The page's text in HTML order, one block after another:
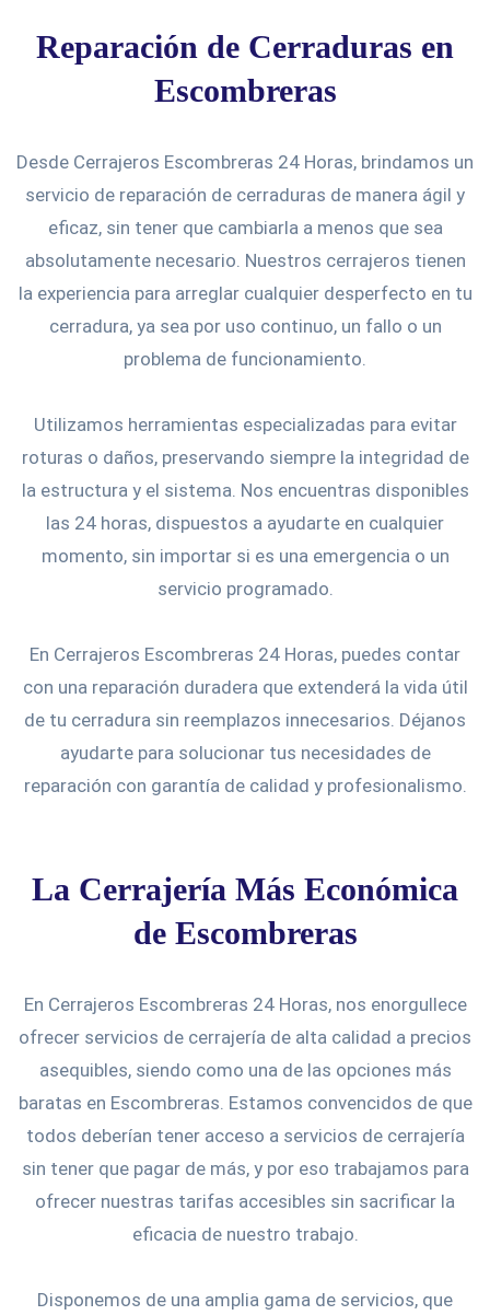
Reparación de Cerraduras en
Escombreras
Desde Cerrajeros Escombreras 24 Horas, brindamos un
servicio de reparación de cerraduras de manera ágil y
eficaz, sin tener que cambiarla a menos que sea
absolutamente necesario. Nuestros cerrajeros tienen
la experiencia para arreglar cualquier desperfecto en tu
cerradura, ya sea por uso continuo, un fallo o un
problema de funcionamiento.
Utilizamos herramientas especializadas para evitar
roturas o daños, preservando siempre la integridad de
la estructura y el sistema. Nos encuentras disponibles
las 24 horas, dispuestos a ayudarte en cualquier
momento, sin importar si es una emergencia o un
servicio programado.
En Cerrajeros Escombreras 24 Horas, puedes contar
con una reparación duradera que extenderá la vida útil
de tu cerradura sin reemplazos innecesarios. Déjanos
ayudarte para solucionar tus necesidades de
reparación con garantía de calidad y profesionalismo.
La Cerrajería Más Económica
de Escombreras
En Cerrajeros Escombreras 24 Horas, nos enorgullece
ofrecer servicios de cerrajería de alta calidad a precios
asequibles, siendo como una de las opciones más
baratas en Escombreras. Estamos convencidos de que
todos deberían tener acceso a servicios de cerrajería
sin tener que pagar de más, y por eso trabajamos para
ofrecer nuestras tarifas accesibles sin sacrificar la
eficacia de nuestro trabajo.
Disponemos de una amplia gama de servicios, que